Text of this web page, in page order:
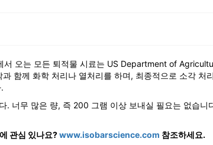
서 오는 모든 퇴적물 시료는 US Department of
함께 화학 처리나 열처리를 하며, 최종적으로 소각 처
. 너무 많은 량, 즉 200 그램 이상 보내실 필요는 없습
관심 있나요?www.isobarscience.com 참조하세요.